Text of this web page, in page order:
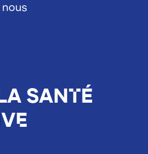
santé